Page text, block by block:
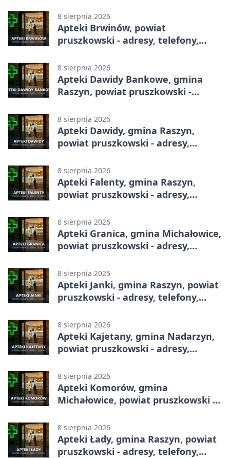
8 sierpnia 2026
Apteki Brwinów, powiat
pruszkowski - adresy, telefony,
8 sierpnia 2026
Apteki Dawidy Bankowe, gmina
Raszyn, powiat pruszkowski -
8 sierpnia 2026
Apteki Dawidy, gmina Raszyn,
powiat pruszkowski - adresy,
8 sierpnia 2026
Apteki Falenty, gmina Raszyn,
powiat pruszkowski - adresy,
8 sierpnia 2026
Apteki Granica, gmina Michałowice,
powiat pruszkowski - adresy,
8 sierpnia 2026
Apteki Janki, gmina Raszyn, powiat
pruszkowski - adresy, telefony,
8 sierpnia 2026
Apteki Kajetany, gmina Nadarzyn,
powiat pruszkowski - adresy,
8 sierpnia 2026
Apteki Komorów, gmina
Michałowice, powiat pruszkowski -
8 sierpnia 2026
Apteki Łady, gmina Raszyn, powiat
pruszkowski - adresy, telefony,